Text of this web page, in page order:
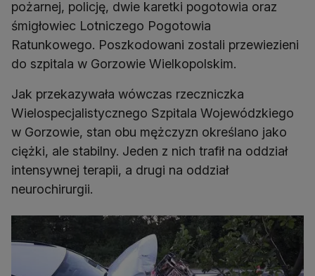
pożarnej, policję, dwie karetki pogotowia oraz
śmigłowiec Lotniczego Pogotowia
Ratunkowego. Poszkodowani zostali przewiezieni
do szpitala w Gorzowie Wielkopolskim.
Jak przekazywała wówczas rzeczniczka
Wielospecjalistycznego Szpitala Wojewódzkiego
w Gorzowie, stan obu mężczyzn określano jako
ciężki, ale stabilny. Jeden z nich trafił na oddział
intensywnej terapii, a drugi na oddział
neurochirurgii.